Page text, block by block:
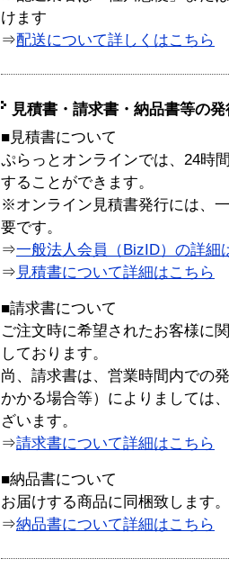
けます
⇒配送について詳しくはこちら
見積書・請求書・納品書等の
■見積書について
ぷらっとオンラインでは、24時
することができます。
※オンライン見積書発行には、
要です。
⇒一般法人会員（BizID）の詳細
⇒ 見積書について詳細はこちら
■請求書について
ご注文時に希望されたお客様に
しております。
尚、請求書は、営業時間内での
かかる場合等）によりましては
ざいます。
⇒請求書について詳細はこちら
■納品書について
お届けする商品に同梱致します。
⇒納品書について詳細はこちら